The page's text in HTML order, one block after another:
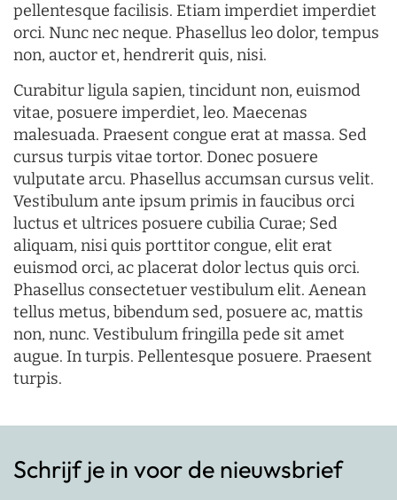
pellentesque facilisis. Etiam imperdiet imperdiet
orci. Nunc nec neque. Phasellus leo dolor, tempus
non, auctor et, hendrerit quis, nisi.
Curabitur ligula sapien, tincidunt non, euismod
vitae, posuere imperdiet, leo. Maecenas
malesuada. Praesent congue erat at massa. Sed
cursus turpis vitae tortor. Donec posuere
vulputate arcu. Phasellus accumsan cursus velit.
Vestibulum ante ipsum primis in faucibus orci
luctus et ultrices posuere cubilia Curae; Sed
aliquam, nisi quis porttitor congue, elit erat
euismod orci, ac placerat dolor lectus quis orci.
Phasellus consectetuer vestibulum elit. Aenean
tellus metus, bibendum sed, posuere ac, mattis
non, nunc. Vestibulum fringilla pede sit amet
augue. In turpis. Pellentesque posuere. Praesent
turpis.
Schrijf je in voor de nieuwsbrief